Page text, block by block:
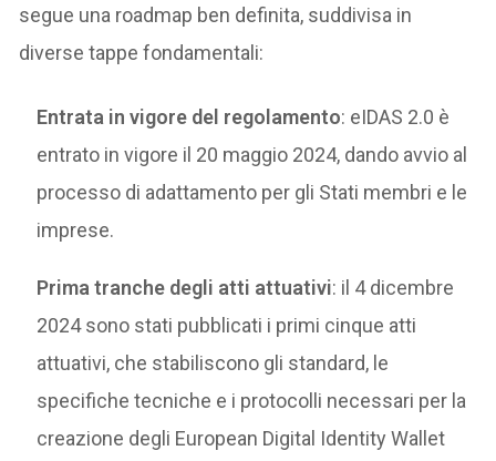
segue una roadmap ben definita, suddivisa in
diverse tappe fondamentali:
Entrata in vigore del regolamento: eIDAS 2.0 è
entrato in vigore il 20 maggio 2024, dando avvio al
processo di adattamento per gli Stati membri e le
imprese.
Prima tranche degli atti attuativi: il 4 dicembre
2024 sono stati pubblicati i primi cinque atti
attuativi, che stabiliscono gli standard, le
specifiche tecniche e i protocolli necessari per la
creazione degli European Digital Identity Wallet